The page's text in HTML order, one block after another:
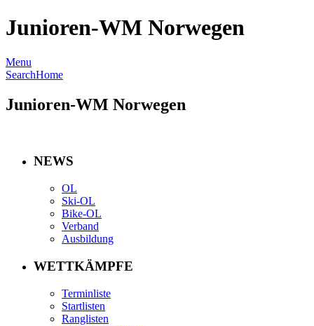
Junioren-WM Norwegen
Menu
SearchHome
Junioren-WM Norwegen
NEWS
OL
Ski-OL
Bike-OL
Verband
Ausbildung
WETTKÄMPFE
Terminliste
Startlisten
Ranglisten